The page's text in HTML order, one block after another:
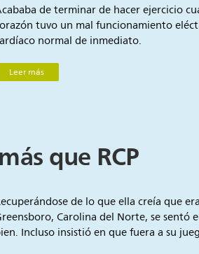
de terminar de hacer ejercicio
tuvo un mal funcionamiento
normal de inmediato.
Leer más
que RCP
de lo que ella creía que
Carolina del Norte, se sentó
Incluso insistió en que fuera a su